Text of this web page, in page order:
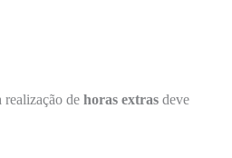
realização de horas extras deve